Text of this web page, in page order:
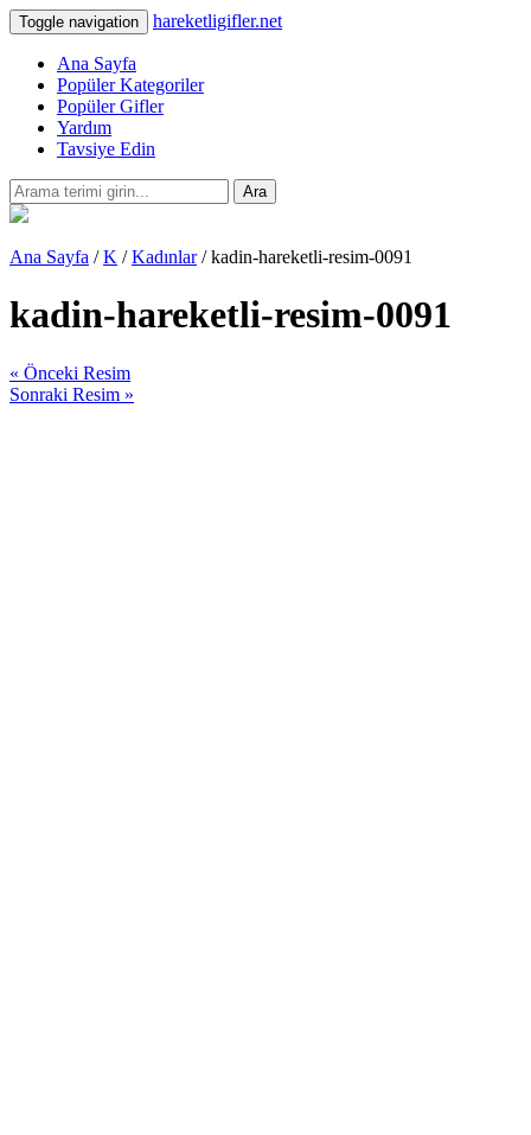
Toggle navigation hareketligifler.net
Ana Sayfa
Popüler Kategoriler
Popüler Gifler
Yardım
Tavsiye Edin
Ara
Ana Sayfa /K /Kadınlar/ kadin-hareketli-resim-0091
kadin-hareketli-resim-0091
« Önceki Resim
Sonraki Resim »